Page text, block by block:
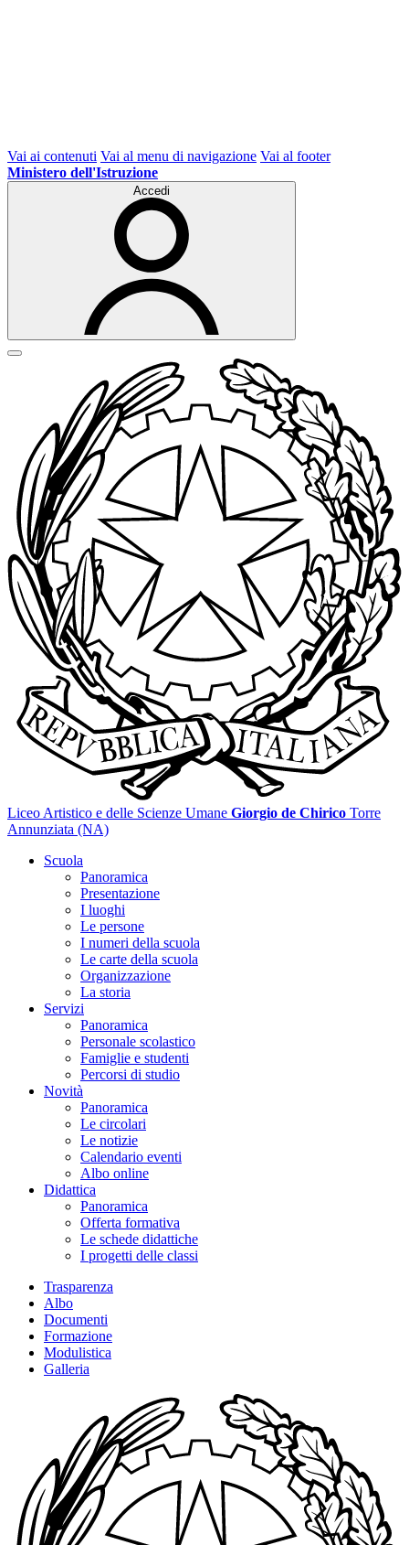
Vai ai contenuti Vai al menu di navigazione Vai al footer
Ministero dell'Istruzione
Accedi
Liceo Artistico e delle Scienze Umane Giorgio de Chirico Torre
Annunziata (NA)
Scuola
Panoramica
Presentazione
I luoghi
Le persone
I numeri della scuola
Le carte della scuola
Organizzazione
La storia
Servizi
Panoramica
Personale scolastico
Famiglie e studenti
Percorsi di studio
Novità
Panoramica
Le circolari
Le notizie
Calendario eventi
Albo online
Didattica
Panoramica
Offerta formativa
Le schede didattiche
I progetti delle classi
Trasparenza
Albo
Documenti
Formazione
Modulistica
Galleria